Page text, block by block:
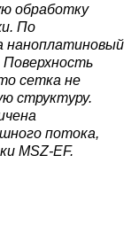
обработку
По
наноплатиновый
сетка не
структуру.
потока,
MSZ-EF.